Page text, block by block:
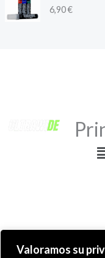
Valoramos su
6,90€